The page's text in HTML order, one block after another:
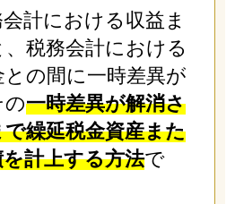
計における収益ま
税務会計における
の間に一時差異が
の一時差異が解消さ
繰延税金資産また
計上する方法で